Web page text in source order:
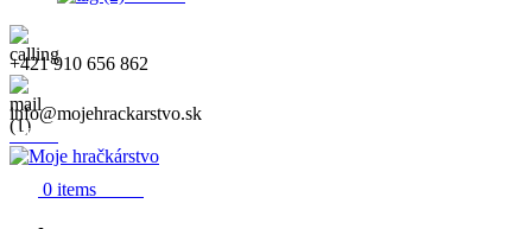
+421 910 656 862
info@mojehrackarstvo.sk
Menu
0 items